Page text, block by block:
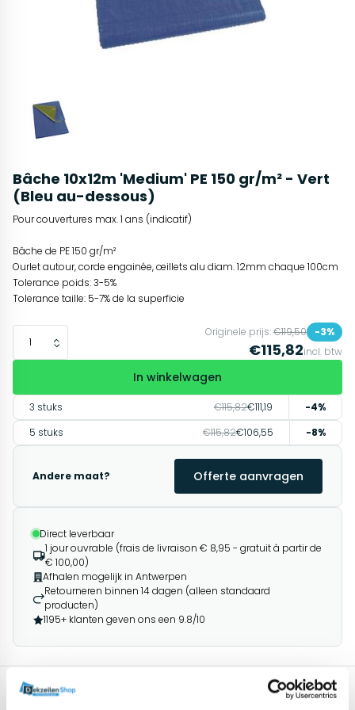
Bâche 10x12m 'Medium' PE 150 gr/m² - Vert
(Bleu au-dessous)
Pour couvertures max. 1 ans (indicatif)
Bâche de PE 150 gr/m²
Ourlet autour, corde engainée, œillets alu diam. 12mm chaque 100cm
Tolerance poids: 3-5%
Tolerance taille: 5-7% de la superficie
Originele prijs:€119,50 -3%
€115,82incl. btw
In winkelwagen
3 stuks €115,82€111,19
-4%
5 stuks
€115,82€106,55 -8%
Andere maat? Offerte aanvragen
Direct leverbaar
1 jour ouvrable (frais de livraison € 8,95 - gratuit à partir de
€ 100,00)
Afhalen mogelijk in Antwerpen
Retourneren binnen 14 dagen (alleen standaard
producten)
1195+ klanten geven ons een 9.8/10
Spécifications